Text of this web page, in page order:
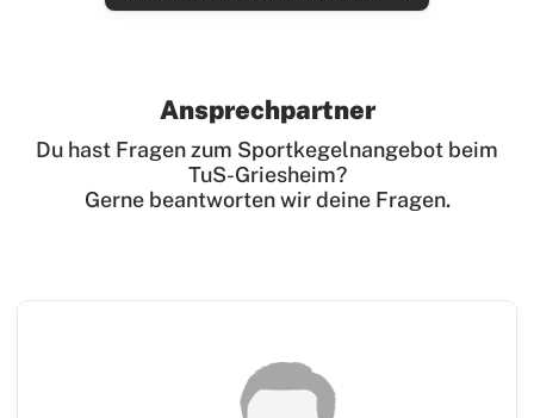
Ansprechpartner
Du hast Fragen zum Sportkegelnangebot beim
TuS-Griesheim?
Gerne beantworten wir deine Fragen.
Triathlon
Wettkampfturnen
Volleyball